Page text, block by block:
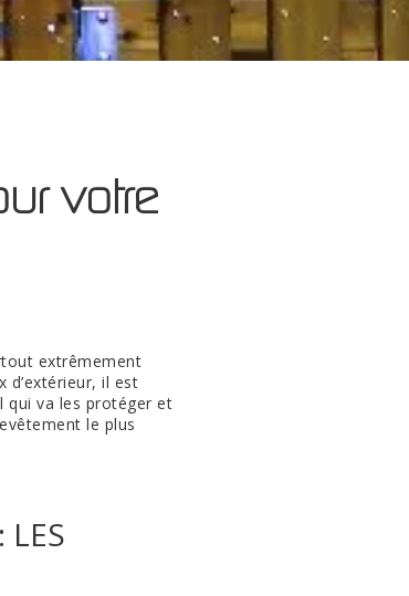
votre
extrêmement
d’extérieur, il est
qui va les protéger et
le plus
LES